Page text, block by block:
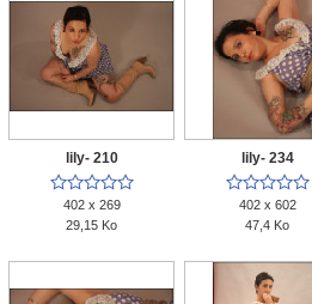
lily- 210

402 x 269
29,15 Ko
lily- 234

402 x 602
47,4 Ko